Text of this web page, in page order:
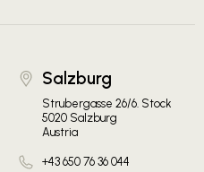
Salzburg
Strubergasse 26/6. Stock
5020 Salzburg
Austria
+43 650 76 36 044